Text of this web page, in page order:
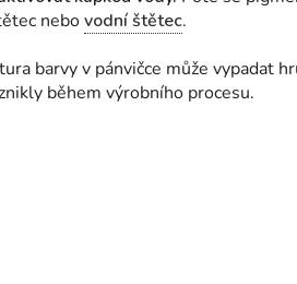
nebovodní štětec.
barvy v pánvičce může vypadat
během výrobního procesu.